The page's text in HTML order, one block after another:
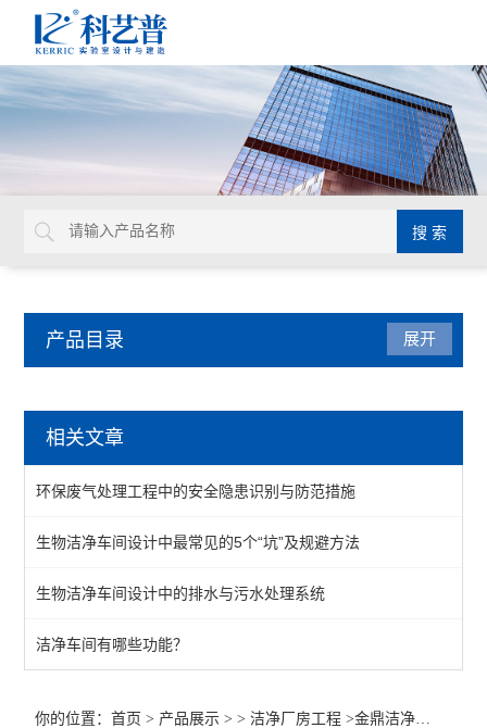
产品目录 展开
相关文章
环保废气处理工程中的安全隐患识别与防范措施
生物洁净车间设计中最常见的5个“坑”及规避方法
生物洁净车间设计中的排水与污水处理系统
洁净车间有哪些功能？
你的位置：首页 > 产品展示 > >洁净厂房工程 >金鼎洁净工程公司